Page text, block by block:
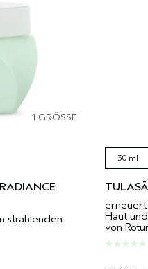
1 GRÖSSE
strahlenden
30 ml
erneuert
Haut
von